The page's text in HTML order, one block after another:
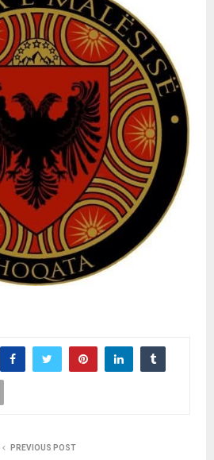
PREVIOUS POST